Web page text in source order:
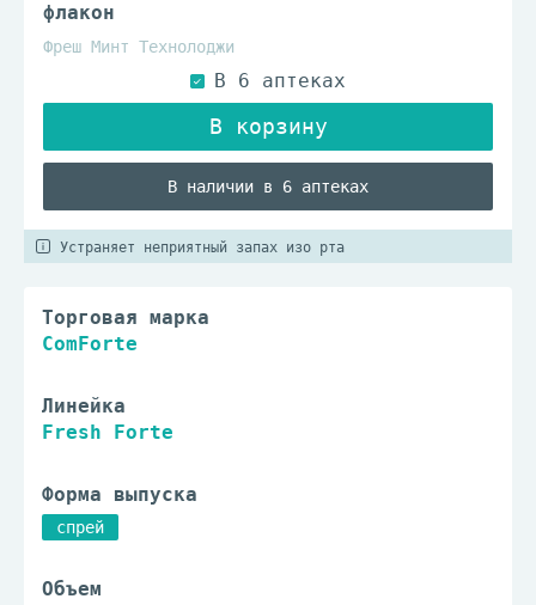
флакон
Фреш Минт Технолоджи
В наличии в 6 аптеках
Устраняет неприятный запах изо рта
Торговая марка
ComForte
Линейка
Fresh Forte
Форма выпуска
спрей
Объем